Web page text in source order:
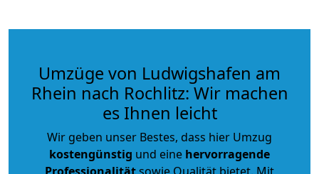
Umzüge von Ludwigshafen am
Rhein nach Rochlitz: Wir machen
es Ihnen leicht
Wir geben unser Bestes, dass hier Umzug
kostengünstig und eine hervorragende
Professionalitätsowie Qualität bietet. Mit